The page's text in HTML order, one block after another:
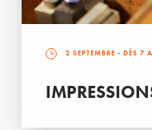
2 SEPTEMBRE - DÈS 7